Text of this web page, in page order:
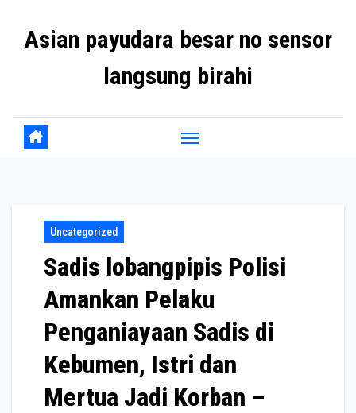
Asian payudara besar no sensor
langsung birahi
Uncategorized
Sadis lobangpipis Polisi
Amankan Pelaku
Penganiayaan Sadis di
Kebumen, Istri dan
Mertua Jadi Korban –